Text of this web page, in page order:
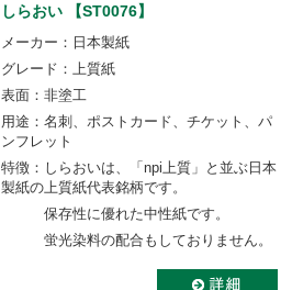
しらおい 【ST0076】
メーカー：日本製紙
グレード：上質紙
表面：非塗工
用途：名刺、ポストカード、チケット、パ
ンフレット
特徴：しらおいは、「npi上質」と並ぶ日本
製紙の上質紙代表銘柄です。
保存性に優れた中性紙です。
蛍光染料の配合もしておりません。